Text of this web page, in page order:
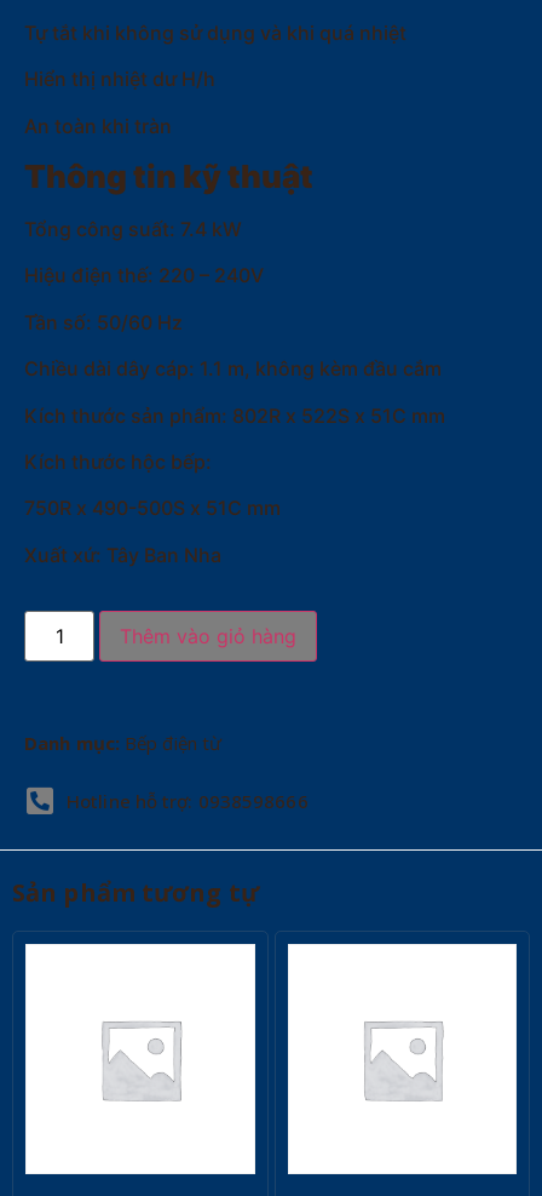
Tự tắt khi không sử dụng và khi quá nhiệt
Hiển thị nhiệt dư H/h
An toàn khi tràn
Thông tin kỹ thuật
Tổng công suất: 7.4 kW
Hiệu điện thế: 220 – 240V
Tần số: 50/60 Hz
Chiều dài dây cáp: 1.1 m, không kèm đầu cắm
Kích thước sản phẩm: 802R x 522S x 51C mm
Kích thước hộc bếp:
750R x 490-500S x 51C mm
Xuất xứ: Tây Ban Nha
Thêm vào giỏ hàng
Danh mục: Bếp điện từ
Hotline hỗ trợ: 0938598666
Sản phẩm tương tự